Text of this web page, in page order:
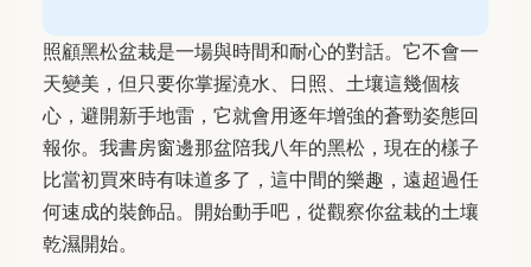
照顧黑松盆栽是一場與時間和耐心的對話。它不會一
天變美，但只要你掌握澆水、日照、土壤這幾個核
心，避開新手地雷，它就會用逐年增強的蒼勁姿態回
報你。我書房窗邊那盆陪我八年的黑松，現在的樣子
比當初買來時有味道多了，這中間的樂趣，遠超過任
何速成的裝飾品。開始動手吧，從觀察你盆栽的土壤
乾濕開始。